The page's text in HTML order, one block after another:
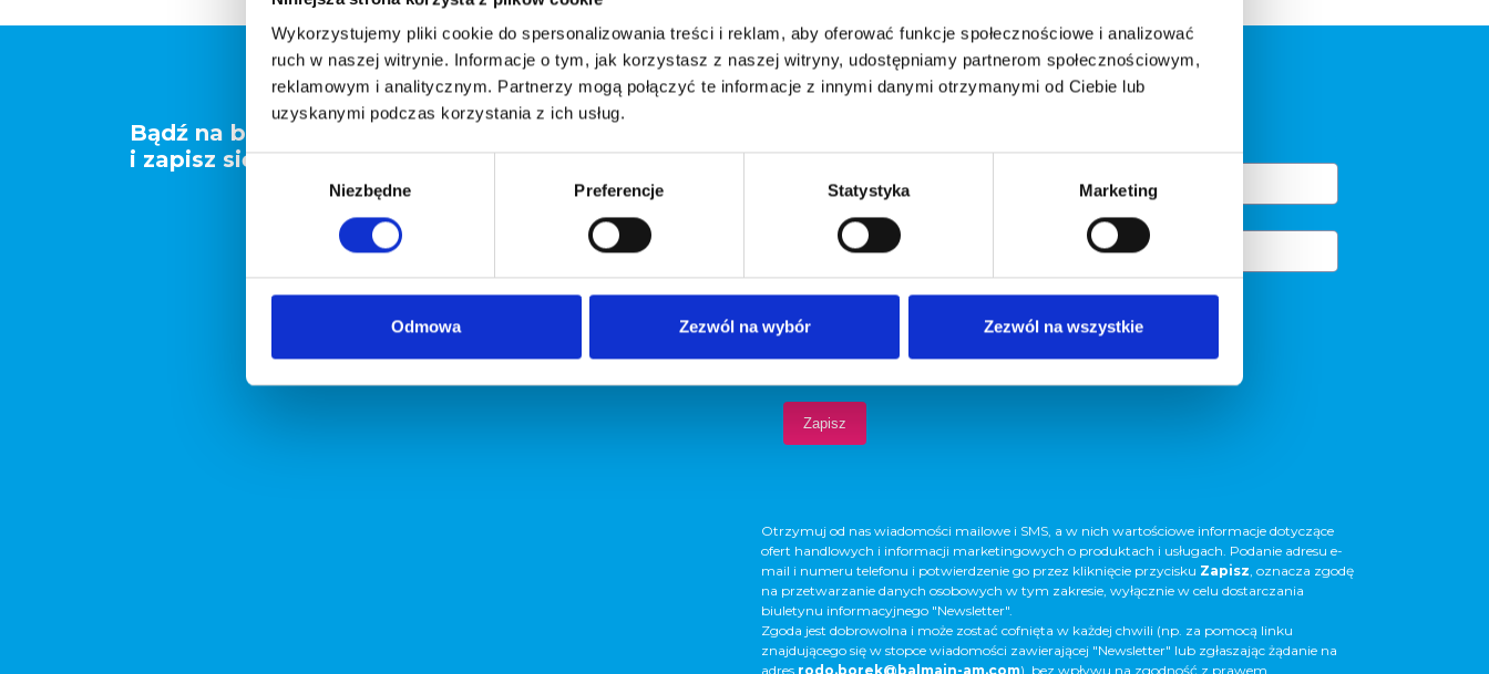
Wykorzystujemy pliki cookie do spersonalizowania treści i reklam, aby oferować funkcje społecznościowe i analizować
ruch w naszej witrynie. Informacje o tym, jak korzystasz z naszej witryny, udostępniamy partnerom społecznościowym,
reklamowym i analitycznym. Partnerzy mogą połączyć te informacje z innymi danymi otrzymanymi od Ciebie lub
uzyskanymi podczas korzystania z ich usług.
Wybór
Niezbędne Preferencje Statystyka Marketing
Odmowa Zezwól na wybór Zezwól na wszystkie
Bądź na bieżąco
i zapisz się do newslettera!
Otrzymuj od nas wiadomości mailowe i SMS, a w nich wartościowe informacje dotyczące
ofert handlowych i informacji marketingowych o produktach i usługach. Podanie adresu e-
mail i numeru telefonu i potwierdzenie go przez kliknięcie przycisku Zapisz, oznacza zgodę
na przetwarzanie danych osobowych w tym zakresie, wyłącznie w celu dostarczania
biuletynu informacyjnego "Newsletter".
Zgoda jest dobrowolna i może zostać cofnięta w każdej chwili (np. za pomocą linku
znajdującego się w stopce wiadomości zawierającej "Newsletter" lub zgłaszając żądanie na
adres rodo.borek@balmain-am.com), bez wpływu na zgodność z prawem